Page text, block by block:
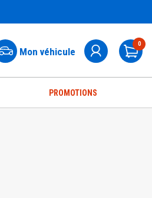
Mon véhicule
0
PROMOTIONS